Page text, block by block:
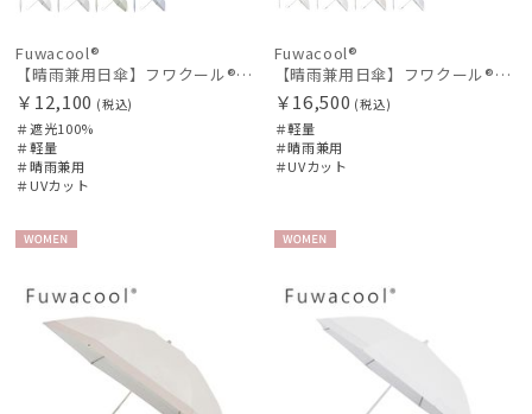
Fuwacool®
【晴雨兼用日傘】フワクール®ホワイト（Fuwacool® White）ジオメタリックラメ 遮光100 UV100
￥12,100 (税込)
＃遮光100%
＃軽量
＃晴雨兼用
＃UVカット
Fuwacool®
【晴雨兼用日傘】フワクール®ホワイト（Fuwacool® White）バイカラー 1級遮光 遮熱 UV99%以上
￥16,500 (税込)
＃軽量
＃晴雨兼用
＃UVカット
N
N